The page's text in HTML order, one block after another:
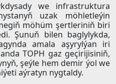
we infrastruktura
uzak möhletleýin
möhüm şertleriniň biri
Şunuň bilen baglylykda,
amala aşyrylýan iri
TOPH gaz geçirijisiniň,
şeýle hem demir ýol we
aýratyn nygtaldy.